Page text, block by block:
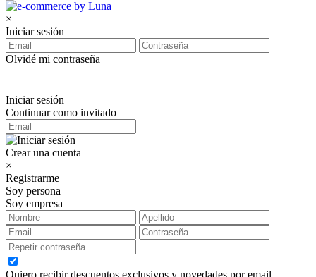
×
Iniciar sesión
Olvidé mi contraseña
Iniciar sesión
Continuar como invitado
Crear una cuenta
×
Registrarme
Soy persona
Soy empresa
Quiero recibir descuentos exclusivos y novedades por email